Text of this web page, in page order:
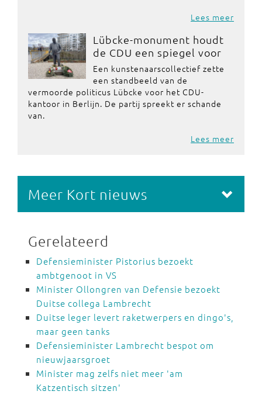
Lees meer
Lübcke-monument houdt
de CDU een spiegel voor
Een kunstenaarscollectief zette
een standbeeld van de
vermoorde politicus Lübcke voor het CDU-
kantoor in Berlijn. De partij spreekt er schande
van.
Lees meer
Meer Kort nieuws
Gerelateerd
Defensieminister Pistorius bezoekt
ambtgenoot in VS
Minister Ollongren van Defensie bezoekt
Duitse collega Lambrecht
Duitse leger levert raketwerpers en dingo's,
maar geen tanks
Defensieminister Lambrecht bespot om
nieuwjaarsgroet
Minister mag zelfs niet meer 'am
Katzentisch sitzen'